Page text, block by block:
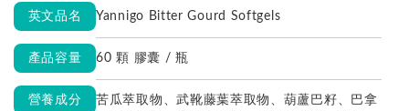
英文品名 Yannigo Bitter Gourd Softgels
產品容量 60 顆 膠囊 / 瓶
營養成分
苦瓜萃取物、武靴藤葉萃取物、葫蘆巴籽、巴拿